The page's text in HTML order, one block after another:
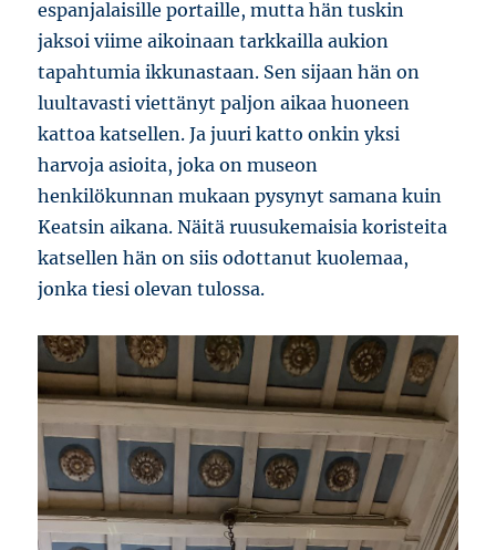
espanjalaisille portaille, mutta hän tuskin
jaksoi viime aikoinaan tarkkailla aukion
tapahtumia ikkunastaan. Sen sijaan hän on
luultavasti viettänyt paljon aikaa huoneen
kattoa katsellen. Ja juuri katto onkin yksi
harvoja asioita, joka on museon
henkilökunnan mukaan pysynyt samana kuin
Keatsin aikana. Näitä ruusukemaisia koristeita
katsellen hän on siis odottanut kuolemaa,
jonka tiesi olevan tulossa.